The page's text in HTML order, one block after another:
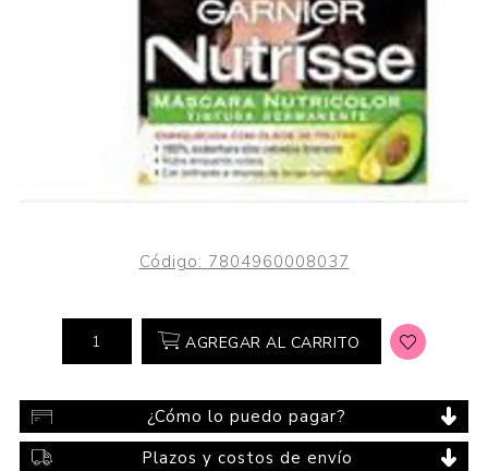
Código: 7804960008037
AGREGAR AL CARRITO
¿Cómo lo puedo pagar?
Plazos y costos de envío